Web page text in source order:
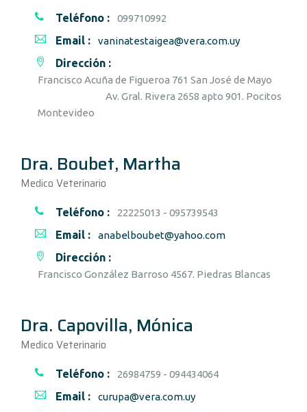
Teléfono : 099710992
Email : vaninatestaigea@vera.com.uy
Dirección :
Francisco Acuña de Figueroa 761 San José de Mayo
Av. Gral. Rivera 2658 apto 901. Pocitos
Montevideo
Dra. Boubet, Martha
Medico Veterinario
Teléfono : 22225013 - 095739543
Email : anabelboubet@yahoo.com
Dirección :
Francisco González Barroso 4567. Piedras Blancas
Dra. Capovilla, Mónica
Medico Veterinario
Teléfono : 26984759 - 094434064
Email : curupa@vera.com.uy